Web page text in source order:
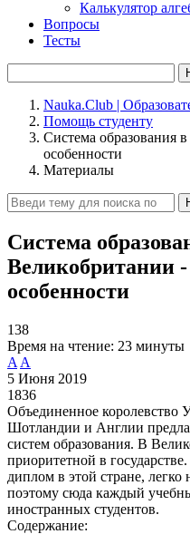
Калькулятор
Вопросы
Тесты
Nauka.Club |
Помощь студенту
Система образования
особенности
Материалы
Система
Великобритании
особенности
138
Время на чтение: 23 минуты
A A
5 Июня 2019
1836
Объединенное королевство
Шотландии и Англии
систем образования. В
приоритетной в
диплом в этой стране, легко
поэтому сюда каждый
иностранных студентов.
Содержание: